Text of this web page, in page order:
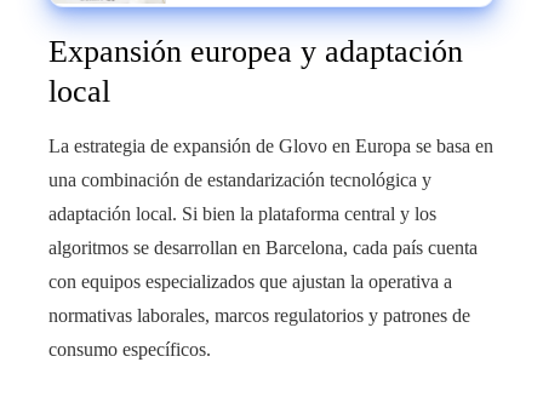
Expansión europea y adaptación
local
La estrategia de expansión de Glovo en Europa se basa en
una combinación de estandarización tecnológica y
adaptación local. Si bien la plataforma central y los
algoritmos se desarrollan en Barcelona, cada país cuenta
con equipos especializados que ajustan la operativa a
normativas laborales, marcos regulatorios y patrones de
consumo específicos.